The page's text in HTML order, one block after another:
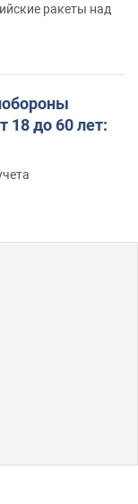
ракеты над
18 до 60 лет: